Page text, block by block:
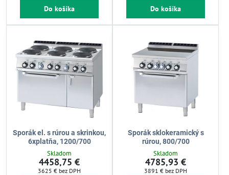
Do košíka Do košíka
Sporák el. s rúrou a skrinkou,
6xplatňa, 1200/700
Skladom
4458,75 €
3625 € bez DPH
Sporák sklokeramický s
rúrou, 800/700
Skladom
4785,93 €
3891 € bez DPH